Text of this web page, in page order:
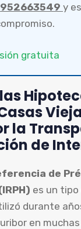
952663549 y
gratuita
las
la
de
de
es un
durante
en